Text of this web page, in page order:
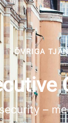
ÖVRIGA
–